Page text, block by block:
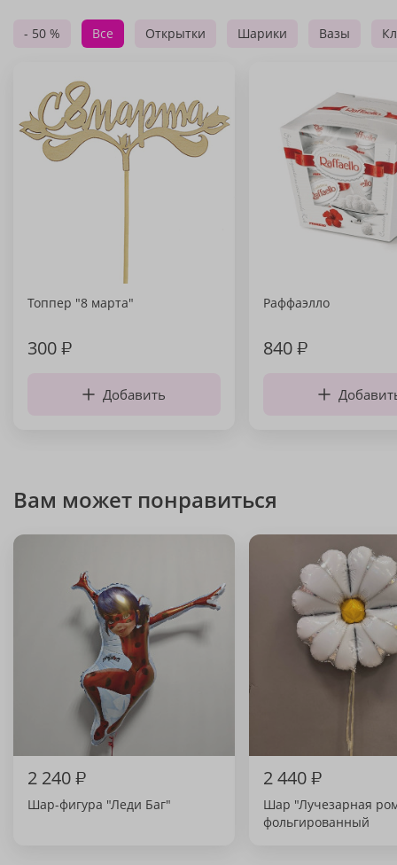
- 50 % Все Открытки Шарики Вазы
Топпер "8 марта"
300₽
Добавить
Раффаэлло
840₽
Вам может понравиться
2 240₽
Шар-фигура "Леди Баг"
2 440₽
Шар "Лучезарная
фольгированный